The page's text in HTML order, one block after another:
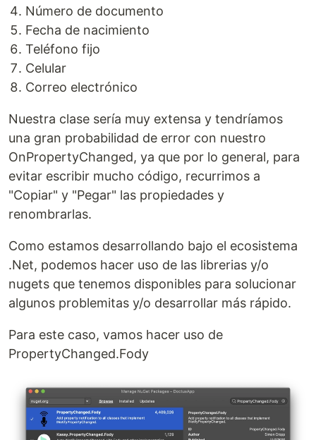
Número de documento
Fecha de nacimiento
Teléfono fijo
Celular
Correo electrónico
Nuestra clase sería muy extensa y tendríamos
una gran probabilidad de error con nuestro
OnPropertyChanged, ya que por lo general, para
evitar escribir mucho código, recurrimos a
"Copiar" y "Pegar" las propiedades y
renombrarlas.
Como estamos desarrollando bajo el ecosistema
.Net, podemos hacer uso de las librerias y/o
nugets que tenemos disponibles para solucionar
algunos problemitas y/o desarrollar más rápido.
Para este caso, vamos hacer uso de
PropertyChanged.Fody